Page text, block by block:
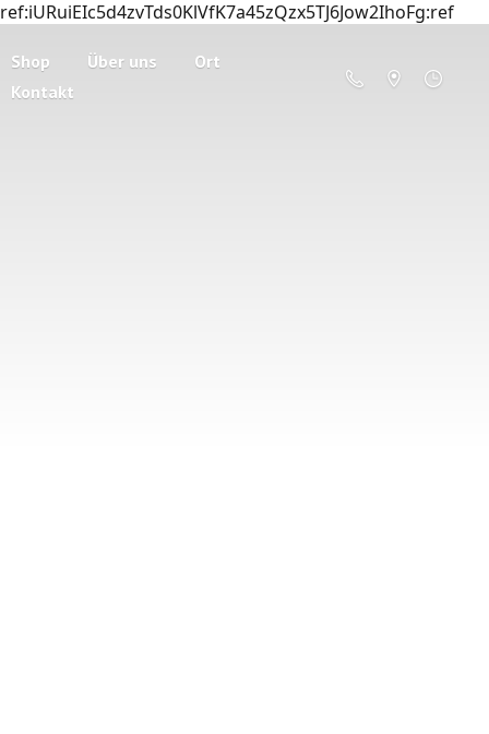
ref:iURuiEIc5d4zvTds0KlVfK7a45zQzx5TJ6Jow2IhoFg:ref
Shop Über uns
Ort
Kontakt